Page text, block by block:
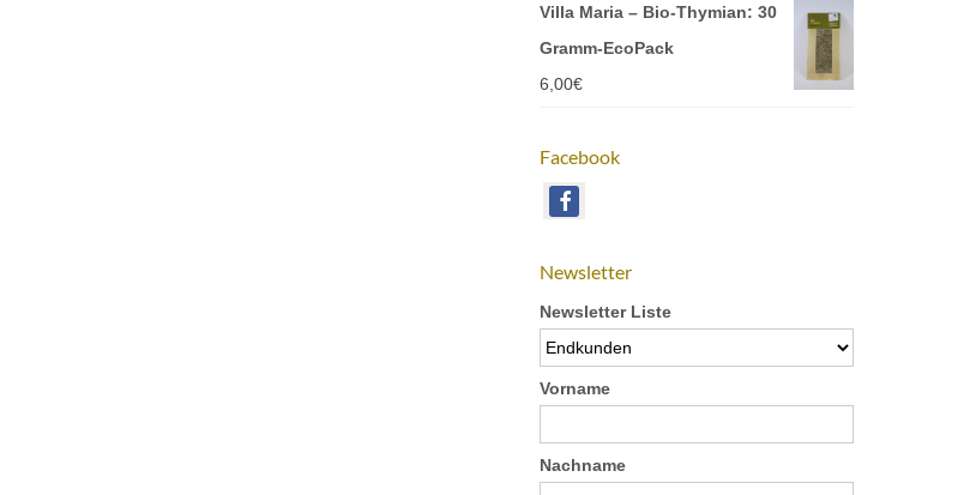
Villa Maria – Bio-Thymian: 30
Gramm-EcoPack
6,00€
Facebook
Newsletter
Newsletter Liste
Vorname
Nachname